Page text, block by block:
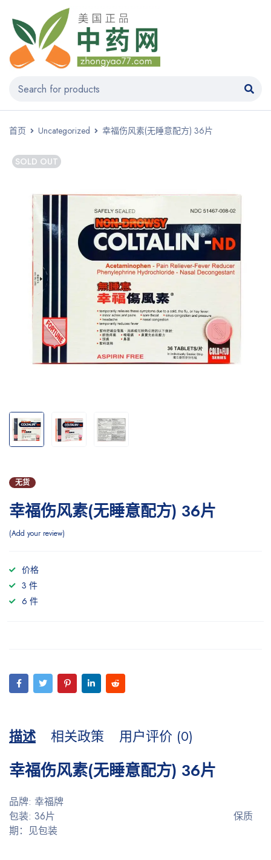
首页 Uncategorized 幸福伤风素(无睡意配方) 36片
SOLD OUT
无货
幸福伤风素(无睡意配方) 36片
Add your review
价格
3 件
6 件
描述 相关政策 用户评价 (0)
幸福伤风素(无睡意配方) 36片
品牌: 幸福牌
包装: 36片 保质
期：见包装